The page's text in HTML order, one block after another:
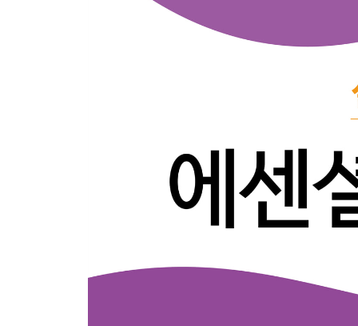
3.4 압출 공정
4.4 딥드로잉 공정
5.2 절삭가공의 기본 이론